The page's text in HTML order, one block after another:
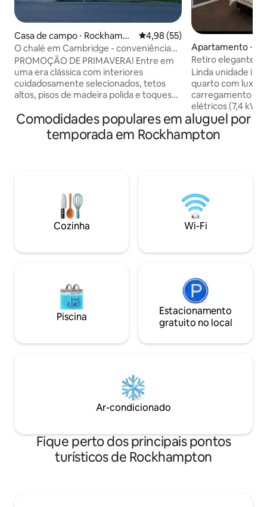
Casa de campo ⋅ Rockhampt
on
4,98 de uma avaliação média
4,98 (55)
O chalé em Cambridge - conveniência
aconchegante no CBD
PROMOÇÃO DE PRIMAVERA! Entre em
uma era clássica com interiores
cuidadosamente selecionados, tetos
altos, pisos de madeira polida e toques
contemporâneas (Wi-Fi, Smart TV,
ventiladores de teto, ar-condicionado) e
serviços que incluem delícias preparadas
acolhedor no coração de Rockhampton
oferece um paraíso elegante para sua
estadia. Envie uma mensagem para
obter descontos por duração da estadia
tardio.
Apartamento ⋅
Retiro elegante
carregador de
Linda unidade
quarto com
carregamento
elétricos (7,4
hidromassagem
acabamentos de
unidade. O
segura e
equipada. Esta
tudo o que você
estadia
apenas. Não é
Comodidades populares em aluguel por
temporada em Rockhampton
Cozinha Wi-Fi
Piscina
Estacionamento
gratuito no local
Ar-condicionado
Fique perto dos principais pontos
turísticos de Rockhampton